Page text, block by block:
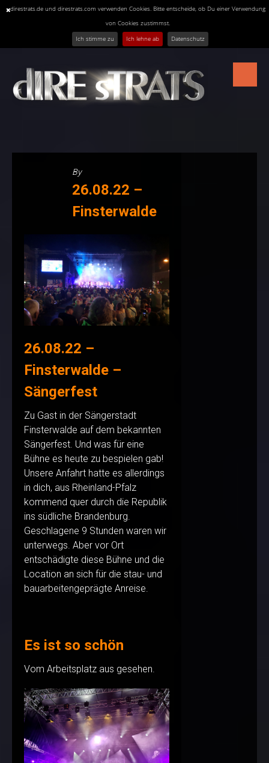
direstrats.de und direstrats.com verwenden Cookies. Bitte entscheide, ob Du einer Verwendung
von Cookies zustimmst.
Ich stimme zu
Ich lehne ab Datenschutz
content
By
26.08.22 –
Finsterwalde
26.08.22 –
Finsterwalde –
Sängerfest
Zu Gast in der Sängerstadt
Finsterwalde auf dem bekannten
Sängerfest. Und was für eine
Bühne es heute zu bespielen gab!
Unsere Anfahrt hatte es allerdings
in dich, aus Rheinland-Pfalz
kommend quer durch die Republik
ins südliche Brandenburg.
Geschlagene 9 Stunden waren wir
unterwegs. Aber vor Ort
entschädigte diese Bühne und die
Location an sich für die stau- und
bauarbeitengeprägte Anreise.
Es ist so schön
Vom Arbeitsplatz aus gesehen.